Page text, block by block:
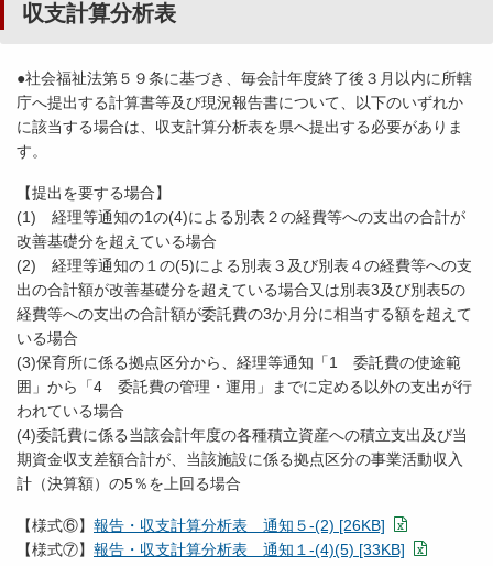
収支計算分析表
●社会福祉法第５９条に基づき、毎会計年度終了後３月以内に所轄
庁へ提出する計算書等及び現況報告書について、以下のいずれか
に該当する場合は、収支計算分析表を県へ提出する必要がありま
す。
【提出を要する場合】
(1) 経理等通知の1の(4)による別表２の経費等への支出の合計が
改善基礎分を超えている場合
(2) 経理等通知の１の(5)による別表３及び別表４の経費等への支
出の合計額が改善基礎分を超えている場合又は別表3及び別表5の
経費等への支出の合計額が委託費の3か月分に相当する額を超えて
いる場合
(3)保育所に係る拠点区分から、経理等通知「1 委託費の使途範
囲」から「4 委託費の管理・運用」までに定める以外の支出が行
われている場合
(4)委託費に係る当該会計年度の各種積立資産への積立支出及び当
期資金収支差額合計が、当該施設に係る拠点区分の事業活動収入
計（決算額）の5％を上回る場合
【様式⑥】 報告・収支計算分析表 通知５-(2) [26KB]
【様式⑦】 報告・収支計算分析表 通知１-(4)(5) [33KB]